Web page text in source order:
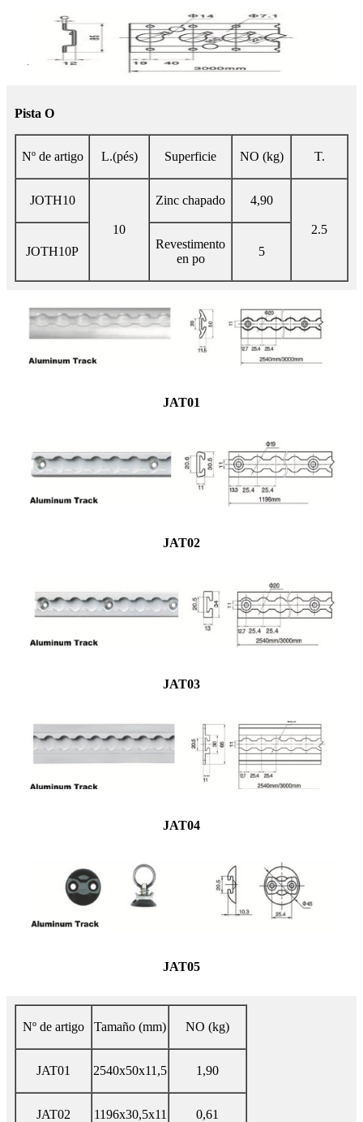
Pista O
Nº de artigo L.(pés) Superficie NO (kg) T.
JOTH10
10
Zinc chapado 4,90
2.5
JOTH10P
Revestimento
en po
5
JAT01
JAT02
JAT03
JAT04
JAT05
Nº de artigo Tamaño (mm) NO (kg)
JAT01 2540x50x11,5 1,90
JAT02 1196x30,5x11 0,61